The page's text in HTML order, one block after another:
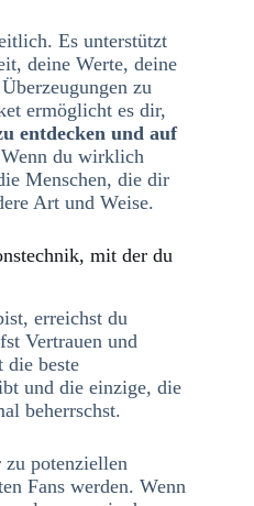
Es unterstützt
deine Werte, deine
zu
ermöglicht es dir,
entdecken und auf
Wenn du wirklich
Menschen, die dir
Art und Weise.
mit der du
erreichst du
Vertrauen und
die beste
und die einzige, die
beherrschst.
potenziellen
Fans werden. Wenn